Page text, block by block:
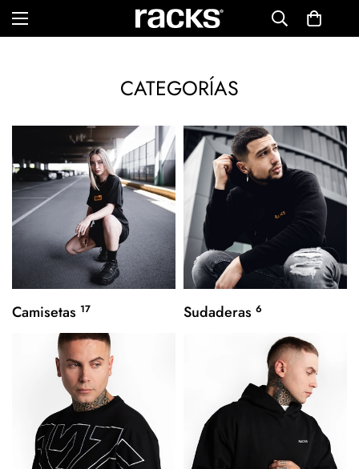
CATEGORÍAS
Camisetas 17 Sudaderas 6